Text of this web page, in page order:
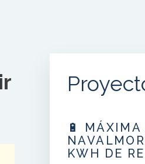
🔋
KWH DE